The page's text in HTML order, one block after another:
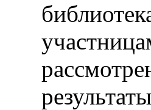
результаты